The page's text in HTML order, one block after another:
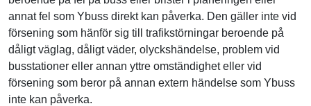
annat fel som Ybuss direkt kan påverka. Den gäller inte vid
försening som hänför sig till trafikstörningar beroende på
dåligt väglag, dåligt väder, olyckshändelse, problem vid
busstationer eller annan yttre omständighet eller vid
försening som beror på annan extern händelse som Ybuss
inte kan påverka.